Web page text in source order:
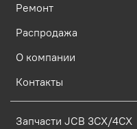
Ремонт
Распродажа
О компании
Контакты
Запчасти JCB 3CX/4CX